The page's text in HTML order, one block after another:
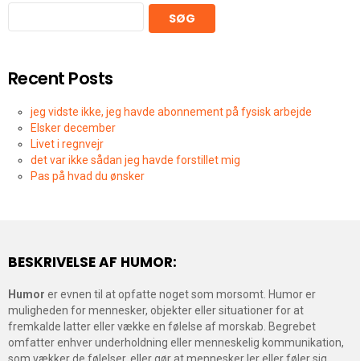
SØG
Recent Posts
jeg vidste ikke, jeg havde abonnement på fysisk arbejde
Elsker december
Livet i regnvejr
det var ikke sådan jeg havde forstillet mig
Pas på hvad du ønsker
BESKRIVELSE AF HUMOR:
Humor er evnen til at opfatte noget som morsomt. Humor er
muligheden for mennesker, objekter eller situationer for at
fremkalde latter eller vække en følelse af morskab. Begrebet
omfatter enhver underholdning eller menneskelig kommunikation,
som vækker de følelser, eller gør at mennesker ler eller føler sig